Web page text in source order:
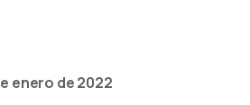
enero de 2022